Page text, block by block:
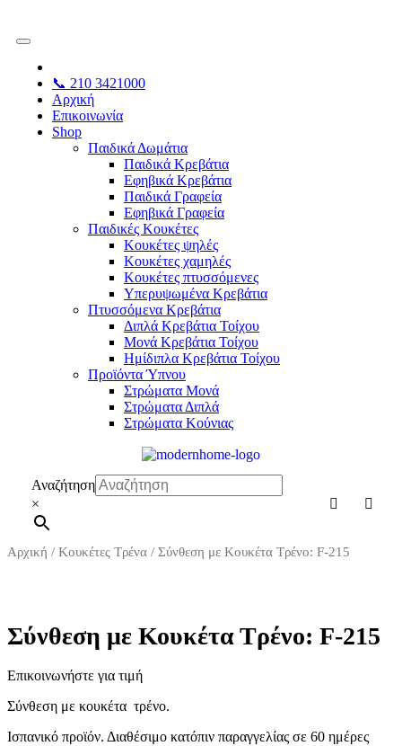
📞 210 3421000
Αρχική
Επικοινωνία
Shop
Παιδικά Δωμάτια
Παιδικά Κρεβάτια
Εφηβικά Κρεβάτια
Παιδικά Γραφεία
Εφηβικά Γραφεία
Παιδικές Κουκέτες
Κουκέτες ψηλές
Κουκέτες χαμηλές
Κουκέτες πτυσσόμενες
Υπερυψωμένα Κρεβάτια
Πτυσσόμενα Κρεβάτια
Διπλά Κρεβάτια Τοίχου
Μονά Κρεβάτια Τοίχου
Ημίδιπλα Κρεβάτια Τοίχου
Προϊόντα Ύπνου
Στρώματα Μονά
Στρώματα Διπλά
Στρώματα Κούνιας
Αναζήτηση
×
Αρχική / Κουκέτες Τρένα / Σύνθεση με Κουκέτα Τρένο: F-215
Σύνθεση με Κουκέτα Τρένο: F-215
Επικοινωνήστε για τιμή
Σύνθεση με κουκέτα τρένο.
Ισπανικό προϊόν. Διαθέσιμο κατόπιν παραγγελίας